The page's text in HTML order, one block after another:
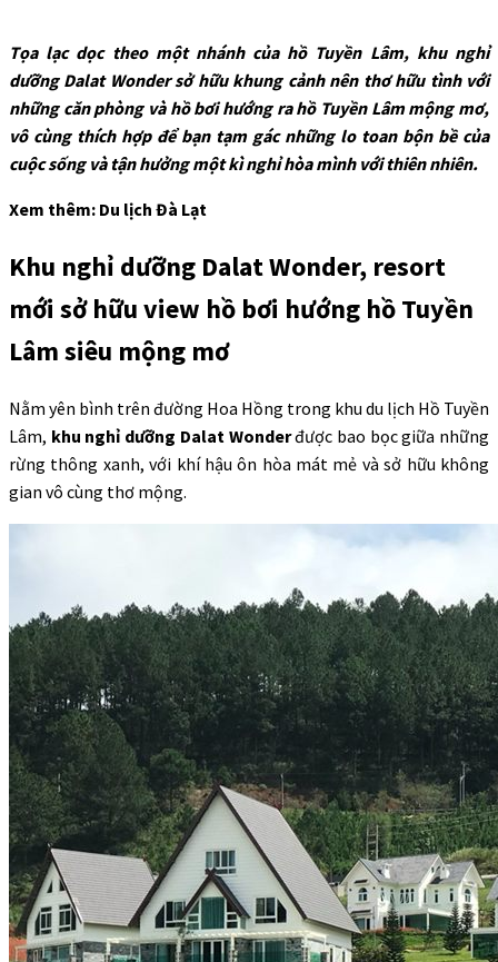
Tọa lạc dọc theo một nhánh của hồ Tuyền Lâm, khu nghỉ
dưỡng Dalat Wonder sở hữu khung cảnh nên thơ hữu tình với
những căn phòng và hồ bơi hướng ra hồ Tuyền Lâm mộng mơ,
vô cùng thích hợp để bạn tạm gác những lo toan bộn bề của
cuộc sống và tận hưởng một kì nghỉ hòa mình với thiên nhiên.
Xem thêm: Du lịch Đà Lạt
Khu nghỉ dưỡng Dalat Wonder, resort
mới sở hữu view hồ bơi hướng hồ Tuyền
Lâm siêu mộng mơ
Nằm yên bình trên đường Hoa Hồng trong khu du lịch Hồ Tuyền
Lâm, khu nghỉ dưỡng Dalat Wonderđược bao bọc giữa những
rừng thông xanh, với khí hậu ôn hòa mát mẻ và sở hữu không
gian vô cùng thơ mộng.